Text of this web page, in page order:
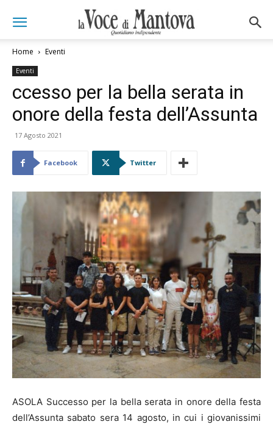
Home Eventi
Eventi
ccesso per la bella serata in
onore della festa dell’Assunta
17 Agosto 2021
Facebook Twitter
ASOLA Successo per la bella serata in onore della festa
dell’Assunta sabato sera 14 agosto, in cui i giovanissimi